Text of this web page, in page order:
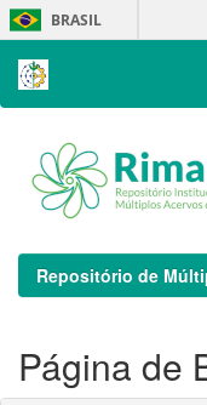
Skip
navigation
BRASIL
Repositório de
Página de